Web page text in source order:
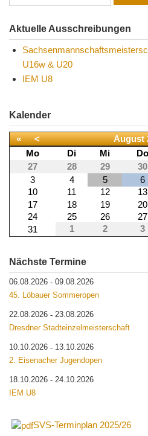
Aktuelle Ausschreibungen
U16w & U20
IEM U8
Kalender
« < August
Mo
Di Mi Do
27
28 29 30
3
4 5 6
10
11 12 13
17
18 19 20
24
25 26 27
31
1 2 3
Nächste Termine
06.08.2026 - 09.08.2026
45. Löbauer Sommeropen
22.08.2026 - 23.08.2026
Dresdner Stadteinzelmeisterschaft
10.10.2026 - 13.10.2026
2. Eisenacher Jugendopen
18.10.2026 - 24.10.2026
IEM U8
SVS-Terminplan 2025/26